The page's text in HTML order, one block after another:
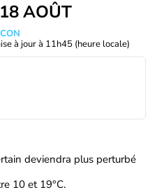
AOÛT
à jour à 11h45 (heure locale)
deviendra plus perturbé
10 et 19°C.